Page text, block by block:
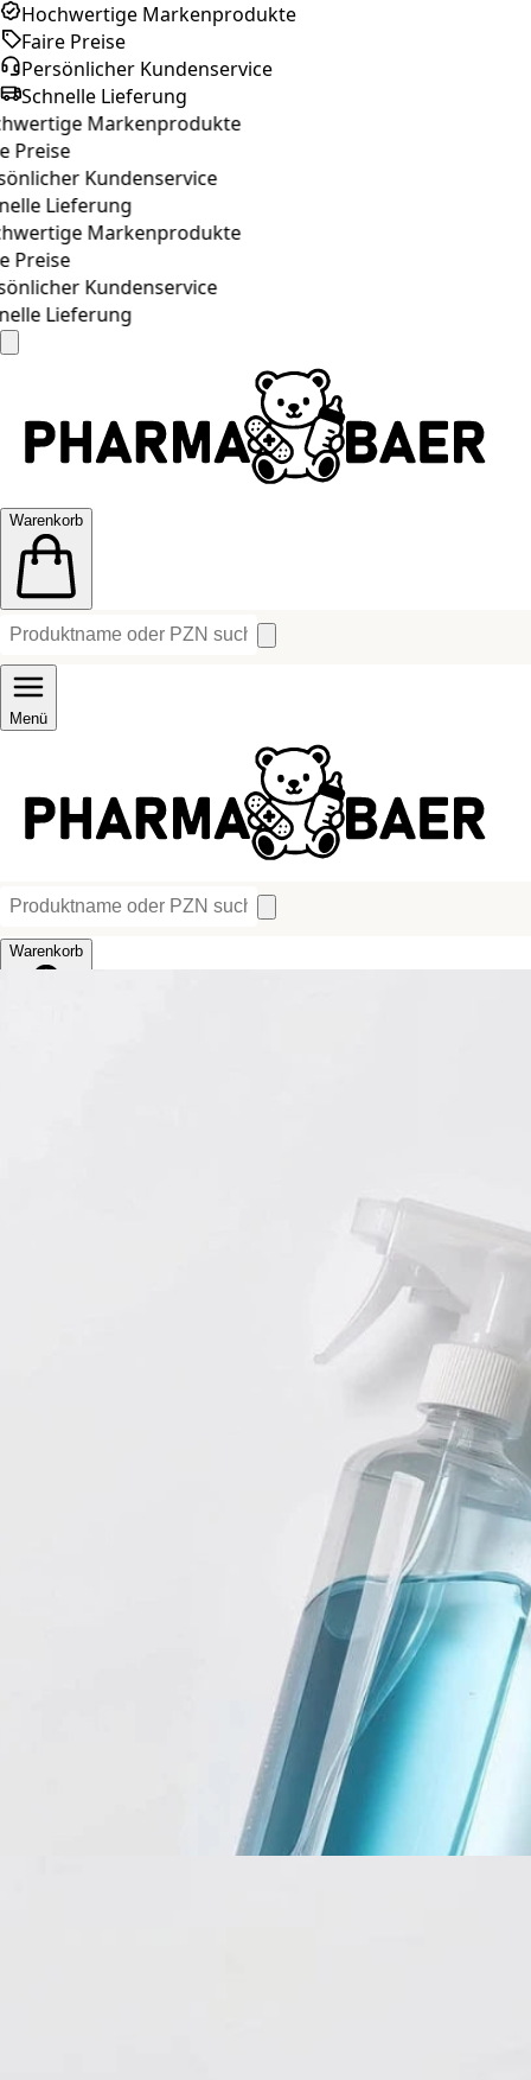
Hochwertige Markenprodukte
Faire Preise
Persönlicher Kundenservice
Schnelle Lieferung
Markenprodukte
Kundenservice
Lieferung
Markenprodukte
Kundenservice
Lieferung
Warenkorb
Menü
Warenkorb